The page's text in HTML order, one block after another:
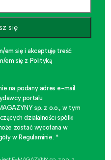
się
em się i akceptuję treść
em się z Polityką
na podany adres e-mail
portalu
sp. z o.o., w tym
działalności spółki
zostać wycofana w
w Regulaminie. *